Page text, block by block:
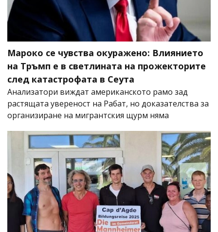
Мароко се чувства окуражено: Влиянието
на Тръмп е в светлината на прожекторите
след катастрофата в Сеута
Анализатори виждат американското рамо зад
растящата увереност на Рабат, но доказателства за
организиране на мигрантския щурм няма